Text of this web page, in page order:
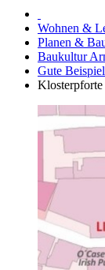
Wohnen &
Planen &
Baukultur
Gute
Klosterpforte